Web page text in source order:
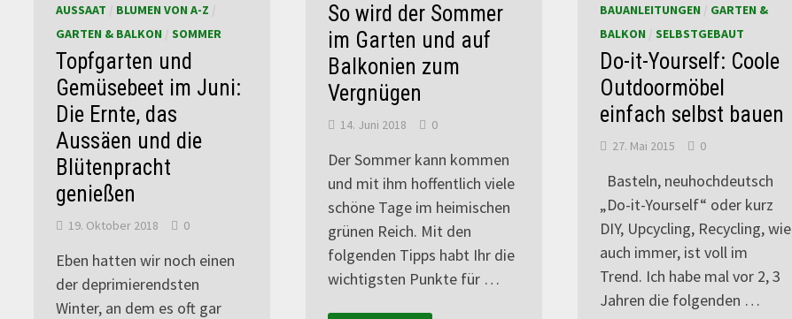
AUSSAAT BLUMEN VON A-Z
GARTEN & BALKON /SOMMER
Topfgarten und
Gemüsebeet im Juni:
Die Ernte, das
Aussäen und die
Blütenpracht
genießen
19. Oktober 2018 0
Eben hatten wir noch einen
der deprimierendsten
Winter, an dem es oft gar
So wird der Sommer
im Garten und auf
Balkonien zum
Vergnügen
14. Juni 2018 0
Der Sommer kann kommen
und mit ihm hoffentlich viele
schöne Tage im heimischen
grünen Reich. Mit den
folgenden Tipps habt Ihr die
wichtigsten Punkte für …
BAUANLEITUNGEN
GARTEN &
BALKON
SELBSTGEBAUT
Do-it-Yourself: Coole
Outdoormöbel
einfach selbst bauen
27. Mai 2015 0
Basteln, neuhochdeutsch
„Do-it-Yourself“ oder kurz
DIY, Upcycling, Recycling, wie
auch immer, ist voll im
Trend. Ich habe mal vor 2, 3
Jahren die folgenden …